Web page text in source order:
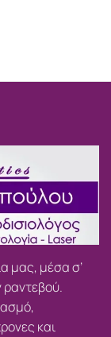
μας, μέσα σ’
ραντεβού.
και